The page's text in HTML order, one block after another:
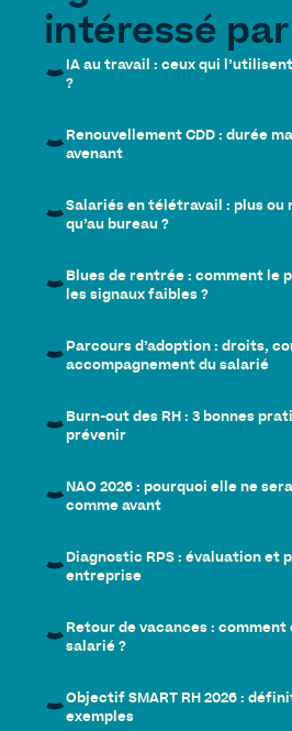
intéressé par
IA au travail : ceux qui
?
Renouvellement CDD : durée
avenant
Salariés en télétravail : plus ou
qu’au bureau ?
Blues de rentrée : comment le
les signaux faibles ?
Parcours d’adoption : droits,
accompagnement du salarié
Burn-out des RH : 3 bonnes
prévenir
NAO 2026 : pourquoi elle ne
comme avant
Diagnostic RPS : évaluation et
entreprise
Retour de vacances :
salarié ?
Objectif SMART RH 2026 :
exemples